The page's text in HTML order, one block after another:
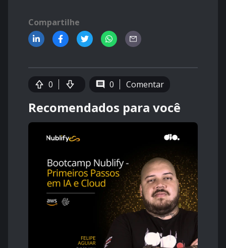
Compartilhe
0 0 Comentar
Recomendados para você